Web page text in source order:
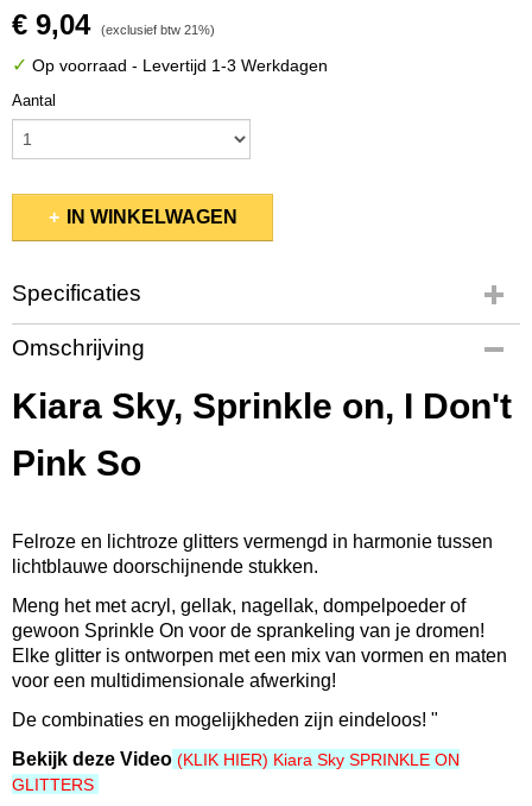
€ 9,04 (exclusief btw 21%)
✓ Op voorraad - Levertijd 1-3 Werkdagen
Aantal
IN WINKELWAGEN
Specificaties
Productcode
KSSP245
EAN code
600300692358
SP245
Afmetingen (l,b,h)
5 x 5 x 4,50 cm
Omschrijving
Kiara Sky, Sprinkle on, I Don't
Pink So
Felroze en lichtroze glitters vermengd in harmonie tussen
lichtblauwe doorschijnende stukken.
Meng het met acryl, gellak, nagellak, dompelpoeder of
gewoon Sprinkle On voor de sprankeling van je dromen!
Elke glitter is ontworpen met een mix van vormen en maten
voor een multidimensionale afwerking!
De combinaties en mogelijkheden zijn eindeloos! "
Bekijk deze Video (KLIK HIER) Kiara Sky SPRINKLE ON
GLITTERS